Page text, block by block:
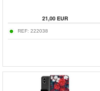
21,00EUR
REF: 222038